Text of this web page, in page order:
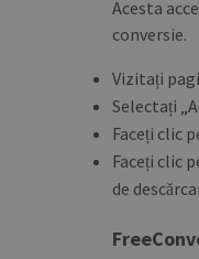
Acesta
conversie.
Vizitați
Selectați
Faceți clic
Faceți clic
de